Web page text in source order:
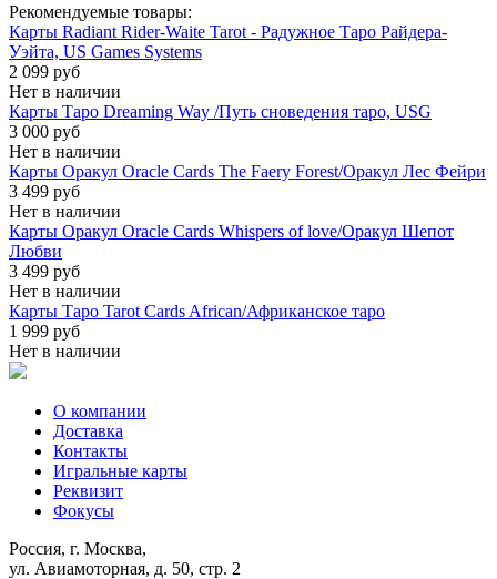
Рекомендуемые товары:
Карты Radiant Rider-Waite Tarot - Радужное Таро Райдера-
Уэйта, US Games Systems
2 099 руб
Нет в наличии
Карты Таро Dreaming Way /Путь сноведения таро, USG
3 000 руб
Нет в наличии
Карты Оракул Oracle Cards The Faery Forest/Оракул Лес Фейри
3 499 руб
Нет в наличии
Карты Оракул Oracle Cards Whispers of love/Оракул Шепот
Любви
3 499 руб
Нет в наличии
Карты Таро Tarot Cards African/Африканское таро
1 999 руб
Нет в наличии
О компании
Доставка
Контакты
Игральные карты
Реквизит
Фокусы
Россия, г. Москва,
ул. Авиамоторная, д. 50, стр. 2